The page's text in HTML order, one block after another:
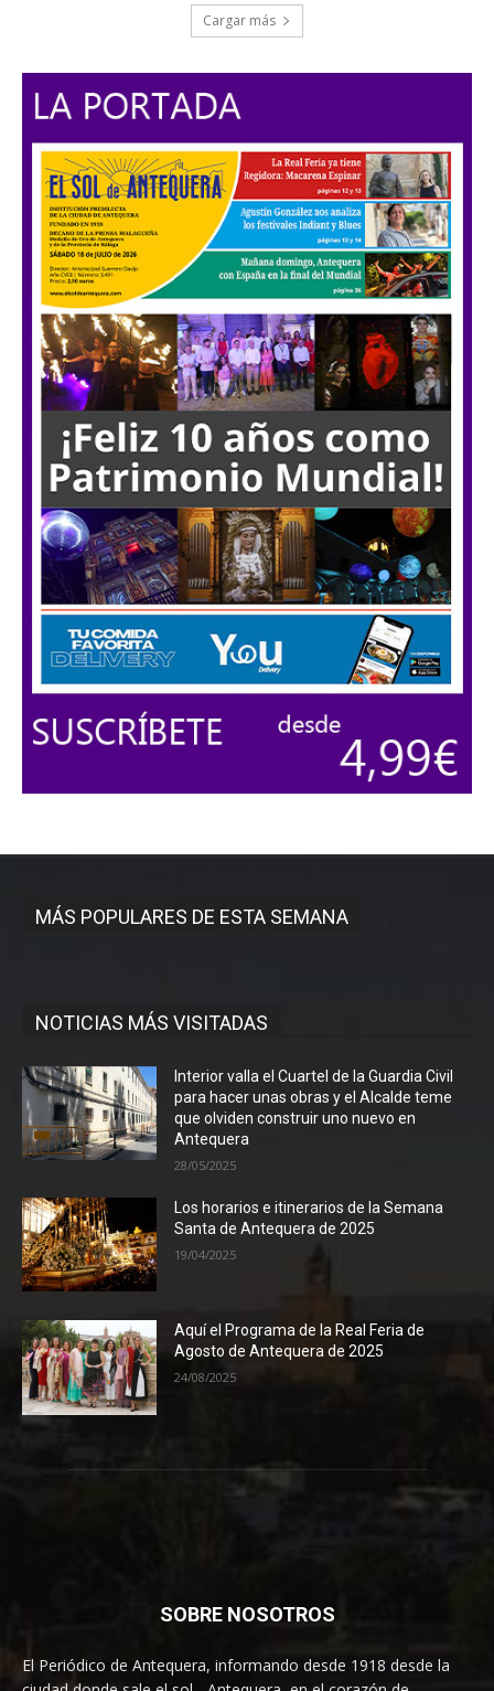
Cargar más
MÁS POPULARES DE ESTA SEMANA
NOTICIAS MÁS VISITADAS
Interior valla el Cuartel de la Guardia Civil
para hacer unas obras y el Alcalde teme
que olviden construir uno nuevo en
Antequera
28/05/2025
Los horarios e itinerarios de la Semana
Santa de Antequera de 2025
19/04/2025
Aquí el Programa de la Real Feria de
Agosto de Antequera de 2025
24/08/2025
SOBRE NOSOTROS
El Periódico de Antequera, informando desde 1918 desde la